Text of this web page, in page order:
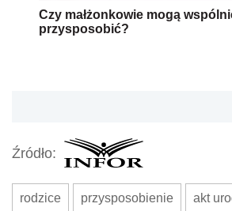
Czy małżonkowie mogą
przysposobić?
Źródło:
rodzice przysposobienie akt